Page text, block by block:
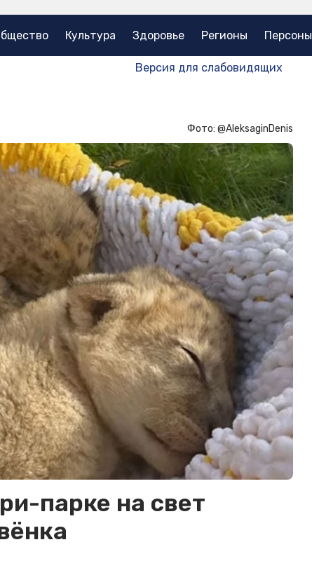
Культура Здоровье Регионы Персоны
Версия для слабовидящих
Фото: @AleksaginDenis
парке на свет